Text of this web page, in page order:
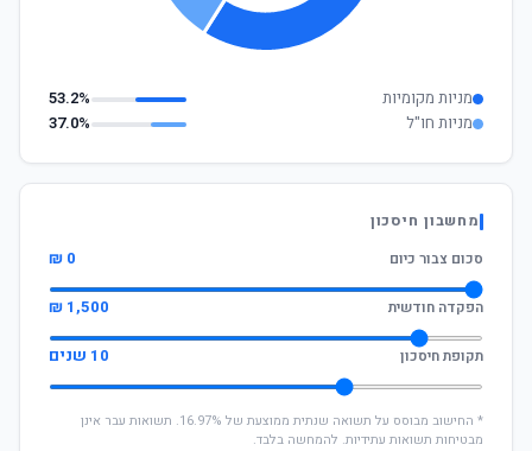
מניות מקומיות
53.2%
מניות חו"ל
37.0%
מחשבון חיסכון
סכום צבור כיום
0 ₪
הפקדה חודשית 1,500 ₪
תקופת חיסכון 10 שנים
* החישוב מבוסס על תשואה שנתית ממוצעת של 16.97%. תשואות עבר אינן
מבטיחות תשואות עתידיות. להמחשה בלבד.